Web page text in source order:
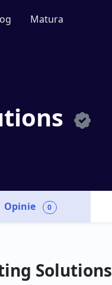
Matura
Opinie 0
Solutions